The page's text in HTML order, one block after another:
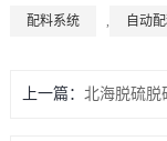
配料系统 , 自动
上一篇： 北海脱硫脱